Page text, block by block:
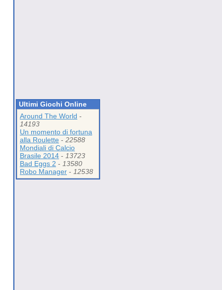
Ultimi Giochi Online
Around The World -
14193
Un momento di fortuna
alla Roulette - 22588
Mondiali di Calcio
Brasile 2014 - 13723
Bad Eggs 2 - 13580
Robo Manager - 12538